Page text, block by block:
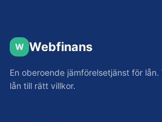
W Webfinans
En oberoende jämförelsetjänst för
lån till rätt villkor.